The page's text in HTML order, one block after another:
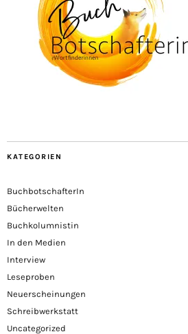
KATEGORIEN
BuchbotschafterIn
Bücherwelten
Buchkolumnistin
In den Medien
Interview
Leseproben
Neuerscheinungen
Schreibwerkstatt
Uncategorized